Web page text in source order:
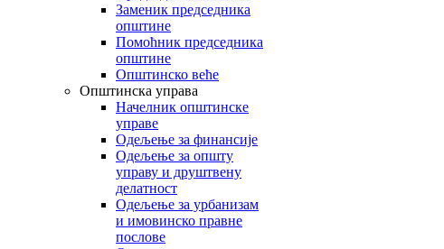
Заменик председника
општине
Помоћник председника
општине
Општинско веће
Општинска управа
Начелник општинске
управе
Одељење за финансије
Одељење за општу
управу и друштвену
делатност
Одељење за урбанизам
и имовинско правне
послове